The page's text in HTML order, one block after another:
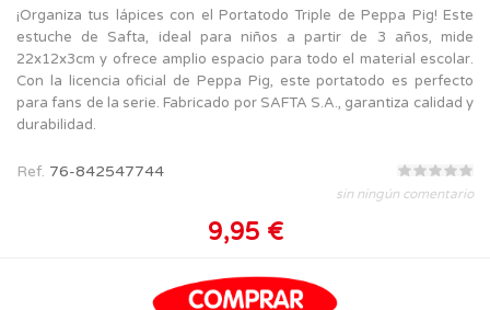
¡Organiza tus lápices con el Portatodo Triple de Peppa Pig! Este
estuche de Safta, ideal para niños a partir de 3 años, mide
22x12x3cm y ofrece amplio espacio para todo el material escolar.
Con la licencia oficial de Peppa Pig, este portatodo es perfecto
para fans de la serie. Fabricado por SAFTA S.A., garantiza calidad y
durabilidad.
Ref. 76-842547744
sin ningún comentario
9,95 €